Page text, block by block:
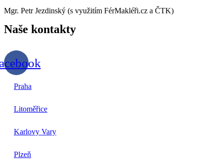
Mgr. Petr Jezdinský (s využitím FérMakléři.cz a ČTK)
Naše kontakty
Praha
Litoměřice
Karlovy Vary
Plzeň